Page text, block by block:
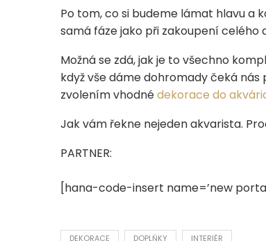
Po tom, co si budeme lámat hlavu a
samá fáze jako při zakoupení
Možná se zdá, jak je to všechno
když vše dáme dohromady čeká
zvolením vhodnédekorace do
Jak vám řekne nejeden akvarista.
PARTNER:
[hana-code-insert name=’new
DEKORACE DOPLŇKY INTERIÉR